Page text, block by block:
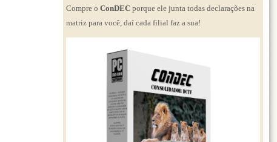
Compre o ConDEC porque ele junta todas declarações na
matriz para você, daí cada filial faz a sua!